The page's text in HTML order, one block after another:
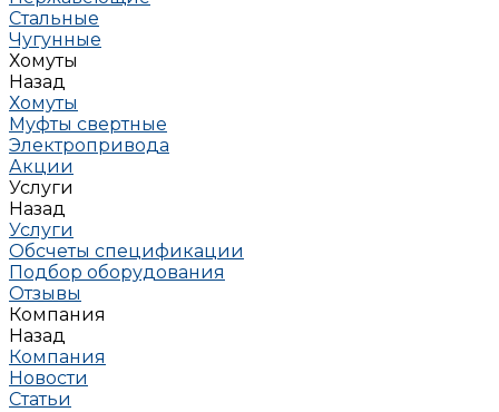
Стальные
Чугунные
Хомуты
Назад
Хомуты
Муфты свертные
Электропривода
Акции
Услуги
Назад
Услуги
Обсчеты спецификации
Подбор оборудования
Отзывы
Компания
Назад
Компания
Новости
Статьи